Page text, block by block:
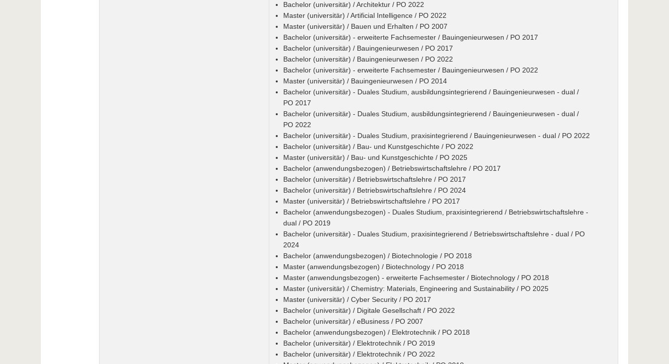
Bachelor (universitär) / Architektur / PO 2022
Master (universitär) / Artificial Intelligence / PO 2022
Master (universitär) / Bauen und Erhalten / PO 2007
Bachelor (universitär) - erweiterte Fachsemester / Bauingenieurwesen / PO 2017
Bachelor (universitär) / Bauingenieurwesen / PO 2017
Bachelor (universitär) / Bauingenieurwesen / PO 2022
Bachelor (universitär) - erweiterte Fachsemester / Bauingenieurwesen / PO 2022
Master (universitär) / Bauingenieurwesen / PO 2014
Bachelor (universitär) - Duales Studium, ausbildungsintegrierend / Bauingenieurwesen - dual /
PO 2017
Bachelor (universitär) - Duales Studium, ausbildungsintegrierend / Bauingenieurwesen - dual /
PO 2022
Bachelor (universitär) - Duales Studium, praxisintegrierend / Bauingenieurwesen - dual / PO 2022
Bachelor (universitär) / Bau- und Kunstgeschichte / PO 2022
Master (universitär) / Bau- und Kunstgeschichte / PO 2025
Bachelor (anwendungsbezogen) / Betriebswirtschaftslehre / PO 2017
Bachelor (universitär) / Betriebswirtschaftslehre / PO 2017
Bachelor (universitär) / Betriebswirtschaftslehre / PO 2024
Master (universitär) / Betriebswirtschaftslehre / PO 2017
Bachelor (anwendungsbezogen) - Duales Studium, praxisintegrierend / Betriebswirtschaftslehre -
dual / PO 2019
Bachelor (universitär) - Duales Studium, praxisintegrierend / Betriebswirtschaftslehre - dual / PO
2024
Bachelor (anwendungsbezogen) / Biotechnologie / PO 2018
Master (anwendungsbezogen) / Biotechnology / PO 2018
Master (anwendungsbezogen) - erweiterte Fachsemester / Biotechnology / PO 2018
Master (universitär) / Chemistry: Materials, Engineering and Sustainability / PO 2025
Master (universitär) / Cyber Security / PO 2017
Bachelor (universitär) / Digitale Gesellschaft / PO 2022
Bachelor (universitär) / eBusiness / PO 2007
Bachelor (anwendungsbezogen) / Elektrotechnik / PO 2018
Bachelor (universitär) / Elektrotechnik / PO 2019
Bachelor (universitär) / Elektrotechnik / PO 2022